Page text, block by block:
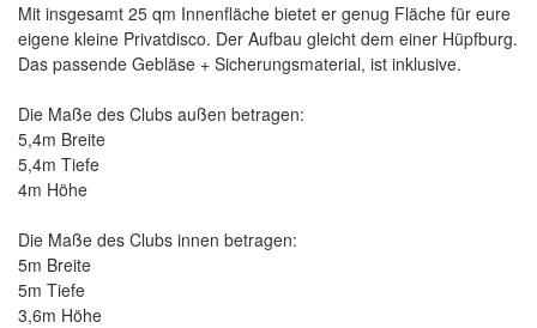
Mit insgesamt 25 qm Innenfläche bietet er genug Fläche für eure
eigene kleine Privatdisco. Der Aufbau gleicht dem einer Hüpfburg.
Das passende Gebläse + Sicherungsmaterial, ist inklusive.
Die Maße des Clubs außen betragen:
5,4m Breite
5,4m Tiefe
4m Höhe
Die Maße des Clubs innen betragen:
5m Breite
5m Tiefe
3,6m Höhe